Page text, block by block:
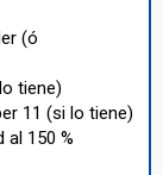
(ó
tiene)
11 (si lo tiene)
150 %